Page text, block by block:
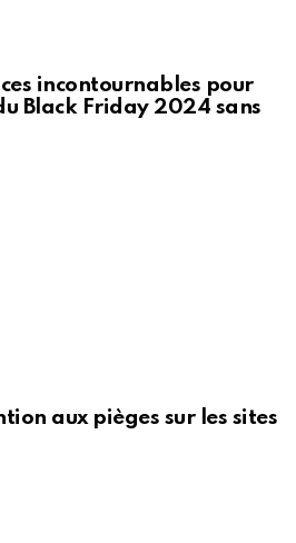
incontournables pour
Black Friday 2024 sans
aux pièges sur les sites